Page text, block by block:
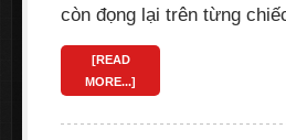
còn đọng lại trên từng
[READ
MORE...]